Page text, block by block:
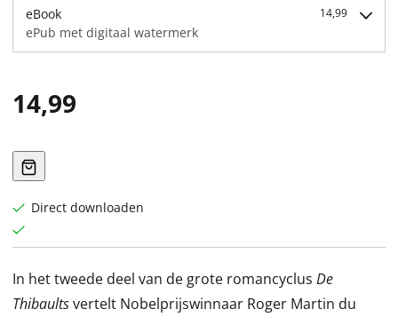
eBook 14,99
ePub met digitaal watermerk
14,99
Direct downloaden
In het tweede deel van de grote romancyclus De
Thibaultsvertelt Nobelprijswinnaar Roger Martin du